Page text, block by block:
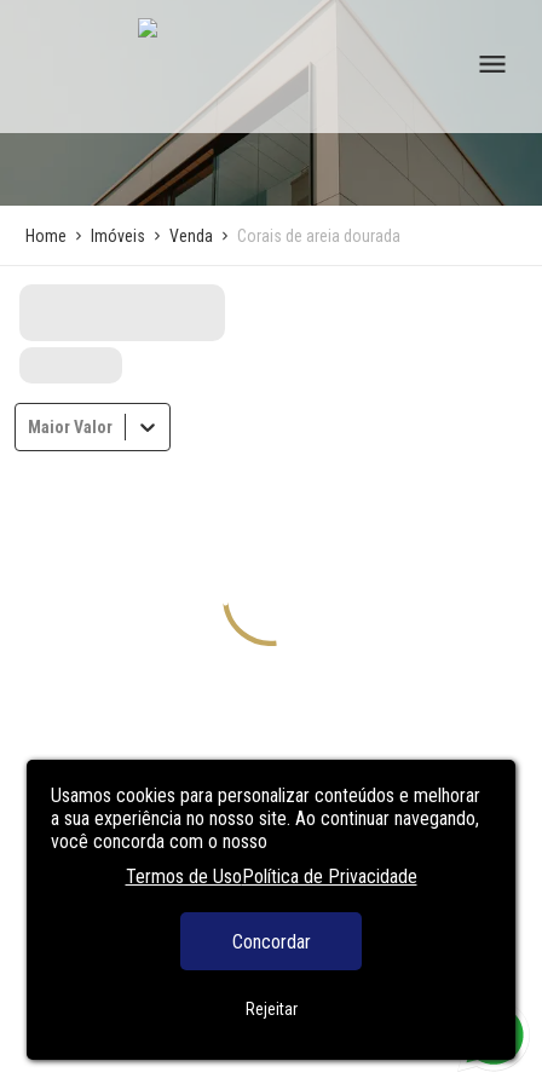
Usamos cookies para personalizar conteúdos e melhorar
a sua experiência no nosso site. Ao continuar navegando,
você concorda com o nosso
Termos de UsoPolítica de Privacidade
Concordar
Rejeitar
Home Imóveis Venda Corais de areia dourada
Maior Valor